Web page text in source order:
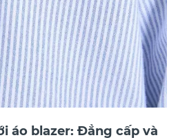
áo blazer: Đẳng cấp và